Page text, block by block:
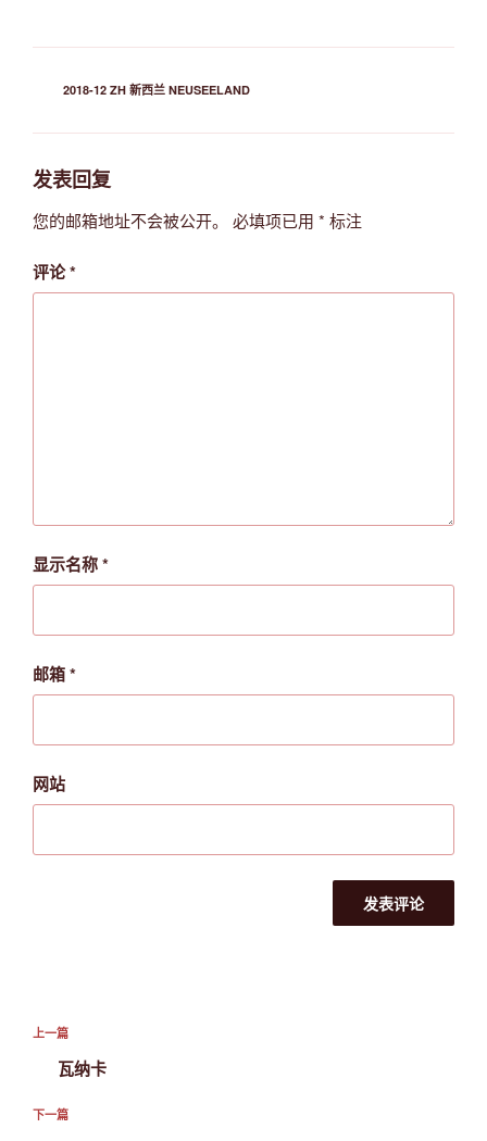
分
2018-12 ZH 新西兰 NEUSEELAND
发表回复
您的邮箱地址不会被公开。 必填项已用 * 标注
评论*
显示名称*
邮箱*
网站
文
航
上
文
上一篇
瓦纳卡
下
下一篇